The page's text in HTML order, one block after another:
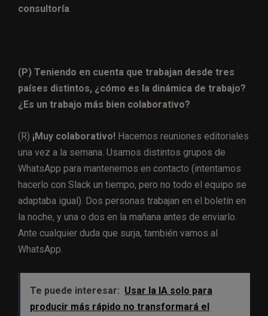
consultoría
(P) Teniendo en cuenta que trabajan desde tres
países distintos, ¿cómo es la dinámica de trabajo?
¿Es un trabajo más bien colaborativo?
(R) ¡Muy colaborativo! Hacemos reuniones editoriales
una vez a la semana. Usamos distintos grupos de
WhatsApp para mantenernos en contacto (intentamos
hacerlo con Slack un tiempo, pero no todo el equipo se
adaptaba igual). Dos personas trabajan en el boletín en
la noche, y una o dos en la mañana antes de enviarlo.
Ante cualquier duda que surja, también vamos al
WhatsApp.
Te puede interesar: Usar la IA solo para
producir más rápido no transformará el